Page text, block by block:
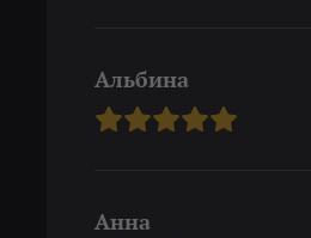
Альбина
Анна